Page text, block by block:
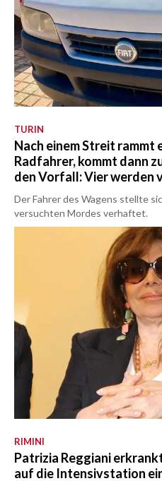
TURIN
Nach einem Streit rammt
Radfahrer, kommt dann
den Vorfall: Vier werden
Der Fahrer des Wagens stellte
versuchten Mordes verhaftet.
RIMINI
Patrizia Reggiani
auf die Intensivstation